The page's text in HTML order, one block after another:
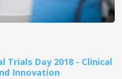
Trials Day 2018 - Clinical
Innovation